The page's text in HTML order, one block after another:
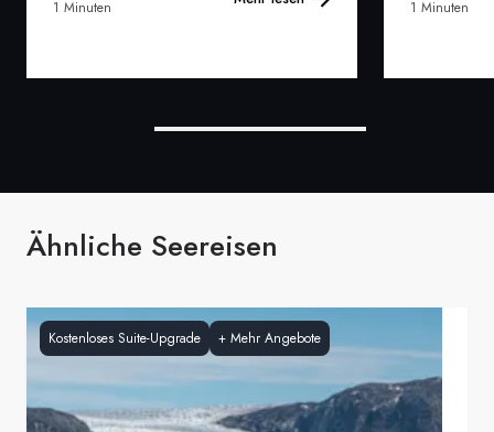
1 Minuten
1 Minuten
Ähnliche Seereisen
Kostenloses Suite-Upgrade + Mehr Angebote